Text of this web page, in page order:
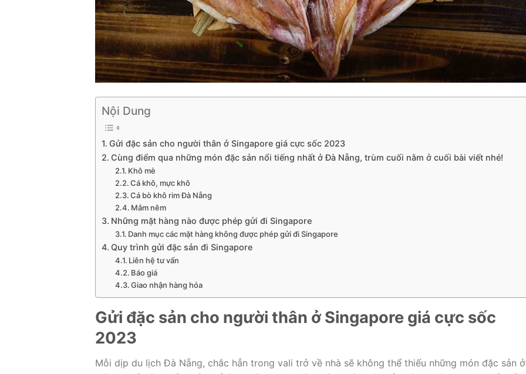
Nội Dung
Gửi đặc sản cho người thân ở Singapore giá cực sốc 2023
Cùng điểm qua những món đặc sản nổi tiếng nhất ở Đà Nẵng, trùm cuối nằm ở cuối bài viết nhé!
Khô mè
Cá khô, mực khô
Cá bò khô rim Đà Nẵng
Mắm nêm
Những mặt hàng nào được phép gửi đi Singapore
Danh mục các mặt hàng không được phép gửi đi Singapore
Quy trình gửi đặc sản đi Singapore
Liên hệ tư vấn
Báo giá
Giao nhận hàng hóa
Gửi đặc sản cho người thân ở Singapore giá cực sốc
2023
Mỗi dịp du lịch Đà Nẵng, chắc hẳn trong vali trở về nhà sẽ không thể thiếu những món đặc sản ở